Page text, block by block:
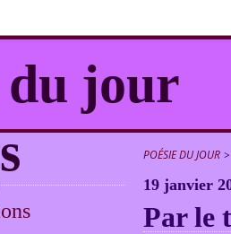
du jour
POÉSIE DU JOUR >
19 janvier
Par le